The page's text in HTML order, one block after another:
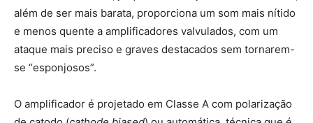
além de ser mais barata, proporciona um som mais nítido
e menos quente a amplificadores valvulados, com um
ataque mais preciso e graves destacados sem tornarem-
se “esponjosos”.
O amplificador é projetado em Classe A com polarização